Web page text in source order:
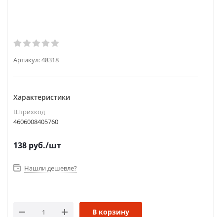
Артикул:48318
Характеристики
Штрихкод
4606008405760
138 руб./шт
Нашли дешевле?
В корзину